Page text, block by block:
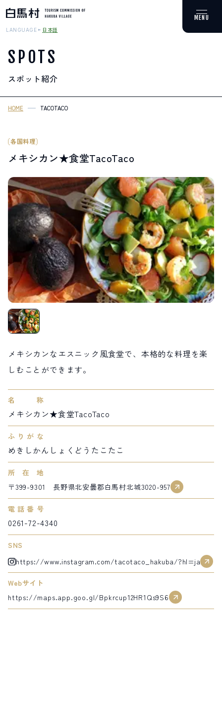
MOUNTAIN & TREKKING
登山・トレッキング
スキー場
HOT SPRING
温泉
SPOTS
スポット紹介
お問い合わせ LINEで友だちになる
399-9301
営業時間：9:00～17:00 定休日：無休
TEL.0261-85-4210 / FAX.0261-85-4240
LIVE CAMERA
ライブカメラ
RECOMMENDATION
おすすめ情報
ABOUT HAKUBA
白馬村について
EVENTS
イベント情報
INFORMATION
お知らせ
MEISTER TOUR
マイスターツアー
STAY
宿泊施設
HAKUBA ORIGINAL
SEASONS
白馬村の季節
SHIONOMICHI
塩の道
FURUSATO TAX
ふるさと納税
検索する
白馬村までのアクセス
会社概要
採用情報
プライバシーポリシー
利用規約
LANGUAGE 日本語
SPOTS
スポット紹介
HOME TACOTACO
各国料理
メキシカン★食堂TacoTaco
メキシカンなエスニック風食堂で、本格的な料理を楽
しむことができます。
名称
メキシカン★食堂TacoTaco
ふりがな
めきしかんしょくどうたこたこ
所在地
〒399-9301 長野県北安曇郡白馬村北城3020-957
電話番号
0261-72-4340
SNS
https://www.instagram.com/tacotaco_hakuba/?hl=ja
Webサイト
https://maps.app.goo.gl/Bpkrcup12HR1Qs9S6